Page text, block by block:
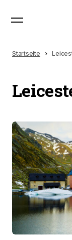
Startseite